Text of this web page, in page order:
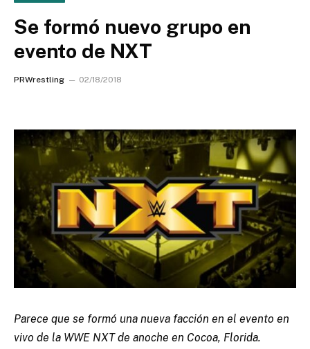
Se formó nuevo grupo en
evento de NXT
PRWrestling 02/18/2018
Parece que se formó una nueva facción en el evento en
vivo de la WWE NXT de anoche en Cocoa, Florida.